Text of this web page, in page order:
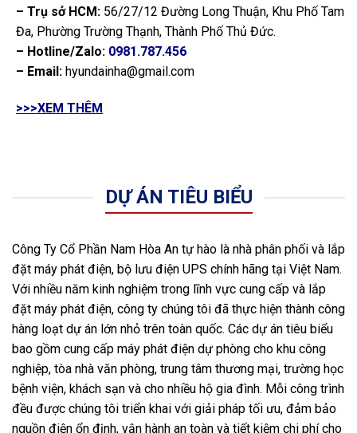
– Trụ sở HCM: 56/27/12 Đường Long Thuận, Khu Phố Tam
Đa, Phường Trường Thạnh, Thành Phố Thủ Đức.
– Hotline/Zalo: 0981.787.456
– Email: hyundainha@gmail.com
>>>XEM THÊM
DỰ ÁN TIÊU BIỂU
Công Ty Cổ Phần Nam Hòa An tự hào là nhà phân phối và lắp
đặt máy phát điện, bộ lưu điện UPS chính hãng tại Việt Nam.
Với nhiều năm kinh nghiệm trong lĩnh vực cung cấp và lắp
đặt máy phát điện, công ty chúng tôi đã thực hiện thành công
hàng loạt dự án lớn nhỏ trên toàn quốc. Các dự án tiêu biểu
bao gồm cung cấp máy phát điện dự phòng cho khu công
nghiệp, tòa nhà văn phòng, trung tâm thương mại, trường học
bệnh viện, khách sạn và cho nhiều hộ gia đình. Mỗi công trình
đều được chúng tôi triển khai với giải pháp tối ưu, đảm bảo
nguồn điện ổn định, vận hành an toàn và tiết kiệm chi phí cho